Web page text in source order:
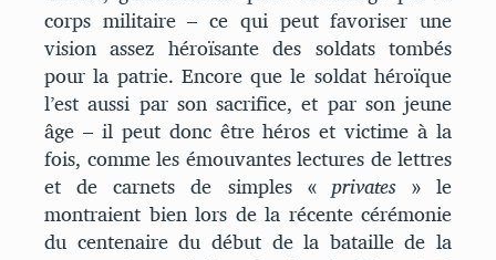
corps militaire – ce qui peut favoriser une
vision assez héroïsante des soldats tombés
pour la patrie. Encore que le soldat héroïque
l’est aussi par son sacrifice, et par son jeune
âge – il peut donc être héros et victime à la
fois, comme les émouvantes lectures de lettres
et de carnets de simples «privates» le
montraient bien lors de la récente cérémonie
du centenaire du début de la bataille de la